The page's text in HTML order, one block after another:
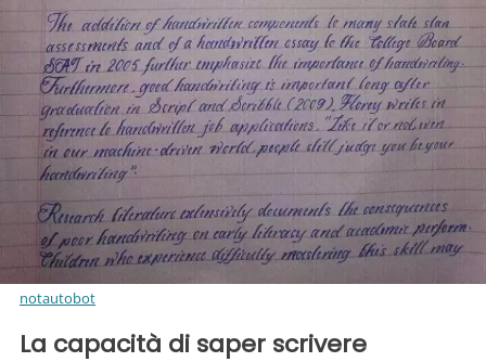
notautobot
La capacità di saper scrivere